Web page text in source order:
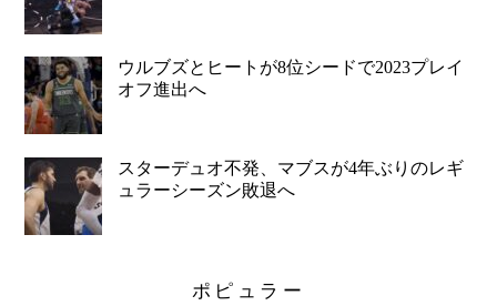
ウルブズとヒートが8位シードで2023プレイ
オフ進出へ
スターデュオ不発、マブスが4年ぶりのレギ
ュラーシーズン敗退へ
ポピュラー